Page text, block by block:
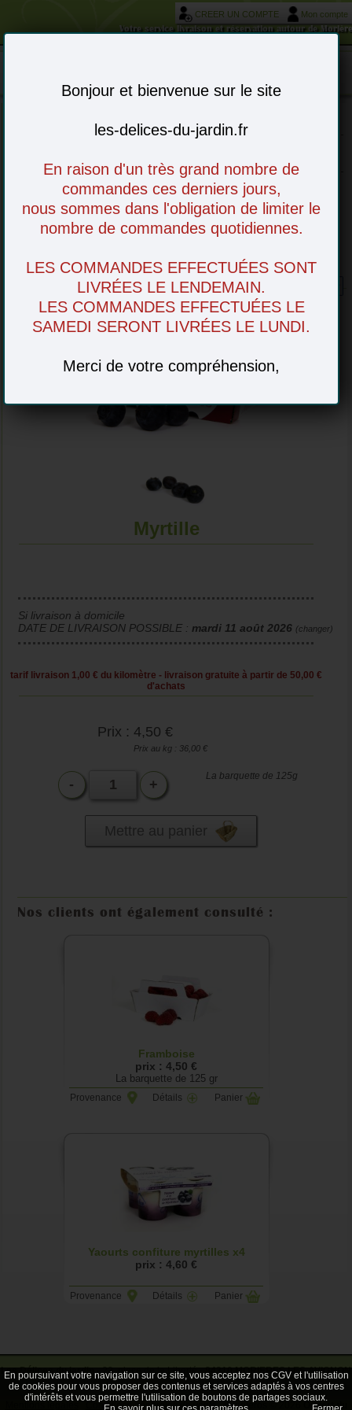
Bonjour et bienvenue sur le site
les-delices-du-jardin.fr
En raison d'un très grand nombre de
commandes ces derniers jours,
nous sommes dans l'obligation de limiter le
nombre de commandes quotidiennes.
LES COMMANDES EFFECTUÉES SONT
LIVRÉES LE LENDEMAIN.
LES COMMANDES EFFECTUÉES LE
SAMEDI SERONT LIVRÉES LE LUNDI.
Merci de votre compréhension,
CREER UN COMPTE
Mon compte
Votre service livraison et réservation autour de
retirer en magasin ou livré chez vous
Myrtille
Myrtille
Si livraison à domicile
DATE DE LIVRAISON POSSIBLE : mardi 11 août 2026 (changer)
tarif livraison 1,00 € du kilomètre - livraison gratuite à partir de 50,00 €
d'achats
Prix : 4,50 €
Prix au kg : 36,00 €
- +
La barquette de 125g
Mettre au panier
Nos clients ont également consulté :
Framboise
prix : 4,50 €
La barquette de 125 gr
Provenance Détails Panier
Yaourts confiture myrtilles x4
prix : 4,60 €
Provenance Détails Panier
Les Délices du jardin- 23, place de la Liberté -84310 MORIERES LES AVIGNON
- Tél.04 90 33 38 64
Conditions générales de vente rhinoferos © 2026 Ouvert du
En poursuivant votre navigation sur ce site, vous acceptez nos CGV et l'utilisation
de cookies pour vous proposer des contenus et services adaptés à vos centres
d'intérêts et vous permettre l'utilisation de boutons de partages sociaux.